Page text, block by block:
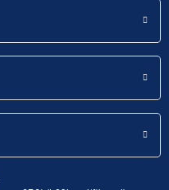
0.4 - 3.6
dayanıklı çelikler,